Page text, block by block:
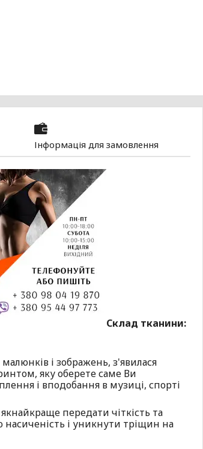
Інформація для замовлення
Склад тканини:
і зображень, з'явилася
яку оберете саме Ви
і вподобання в музиці, спорті
передати чіткість та
насиченість і уникнути тріщин на